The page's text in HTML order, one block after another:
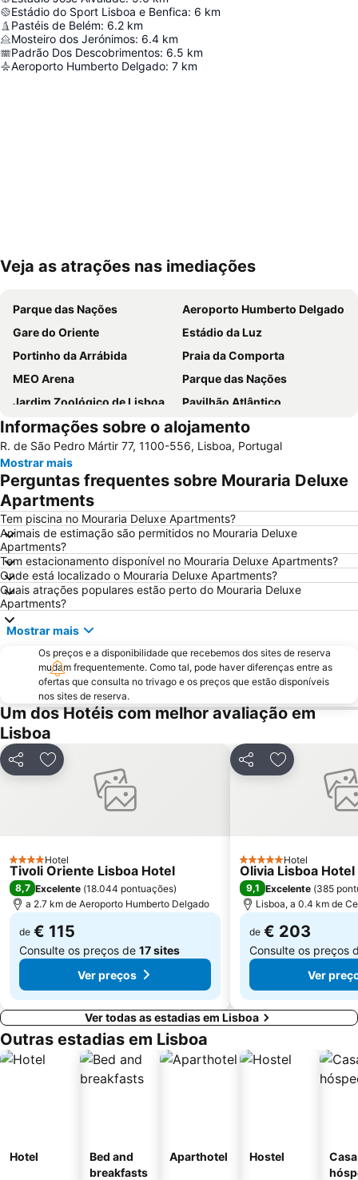
Estádio do Sport Lisboa e Benfica: 6 km
Pastéis de Belém: 6.2 km
Mosteiro dos Jerónimos: 6.4 km
Padrão Dos Descobrimentos: 6.5 km
Aeroporto Humberto Delgado: 7 km
Ampliar mapa
Veja as atrações nas imediações
Parque das Nações
Aeroporto Humberto Delgado
Gare do Oriente
Estádio da Luz
Portinho da Arrábida
Praia da Comporta
MEO Arena
Parque das Nações
Jardim Zoológico de Lisboa
Pavilhão Atlântico
Passeio Marítimo de Algés
Benfica
Baixa de Lisboa
Parque Eduardo VII
Praça de Touros de Campo Pequeno
Praia das Azenhas do Mar
Estação de Caminhos de Ferro de Sete Rios
Avenida da Liberdade
da Figueirinha
Marquês de Pombal
Estádio do Restelo
Praia das Maçãs
Fonte da Telha
Praia Tróia Mar
Praia da Ericeira
Parque Natural da Arrabida
Campo Grande
Lagoa de Albufeira
Tróia Beach
Alcântara
Oceanário de Lisboa
Praia da Caparica
Chiado
Fundaçao Champalimaud
Alvalade
Praça do Rossio
Gare do Oriente
Centro Comercial Vasco da Gama
Centro Colombo
Estádio José Alvalade
Wonderland Lisboa
Praça do Comércio
Informações sobre o alojamento
R. de São Pedro Mártir 77, 1100-556, Lisboa, Portugal
Mostrar mais
Perguntas frequentes sobre Mouraria Deluxe
Apartments
Tem piscina no Mouraria Deluxe Apartments?
Animais de estimação são permitidos no Mouraria Deluxe
Apartments?
Tem estacionamento disponível no Mouraria Deluxe Apartments?
Onde está localizado o Mouraria Deluxe Apartments?
Quais atrações populares estão perto do Mouraria Deluxe
Apartments?
Mostrar mais
Os preços e a disponibilidade que recebemos dos sites de reserva
mudam frequentemente. Como tal, pode haver diferenças entre as
ofertas que consulta no trivago e os preços que estão disponíveis
nos sites de reserva.
Um dos Hotéis com melhor avaliação em
Lisboa
PartilharAdicionar aos favoritos
4 Estrelas
Hotel
Tivoli Oriente Lisboa Hotel
8,7 Excelente (18.044 pontuações)
a 2.7 km de Aeroporto Humberto Delgado
de € 115
Consulte os preços de 17 sites
Ver preços
PartilharAdicionar
5 EstrelasHotel
Olivia Lisboa
9,1 Excelente (385
Lisboa, a 0.4 km de
de € 203
Consulte os preços
Ver
Ver todas as estadias em Lisboa
Outras estadias em Lisboa
Hotel
Bed and
breakfasts
Aparthotel Hostel